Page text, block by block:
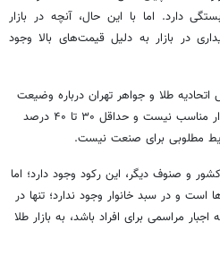
دارد. اما با این حال، آنچه در بازار
در بازار به دلیل قیمت‌های بالا وجود
طلا و جواهر تهران درباره وضیعت
بازار طلا و سکه می‌گوید: وضعیت بازار مناسب نیست و حداقل ۳۰ تا ۴۰ درصد
مطلوبی برای صنعت نیست.
و صنوف دیگر، این رکود وجود دارد؛ اما
است و در سبد خانوار وجود ندارد؛ تنها در
مراسمی برای افراد باشد، به بازار طلا